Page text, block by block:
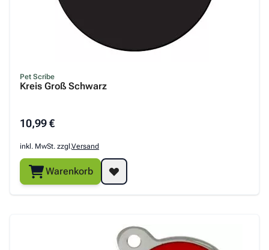
Pet Scribe
Kreis Groß Schwarz
10,99 €
inkl. MwSt. zzgl.Versand
Warenkorb